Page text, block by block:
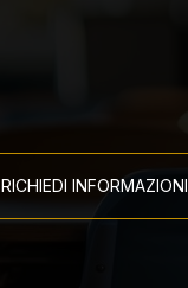
RICHIEDI INFORMAZIONI